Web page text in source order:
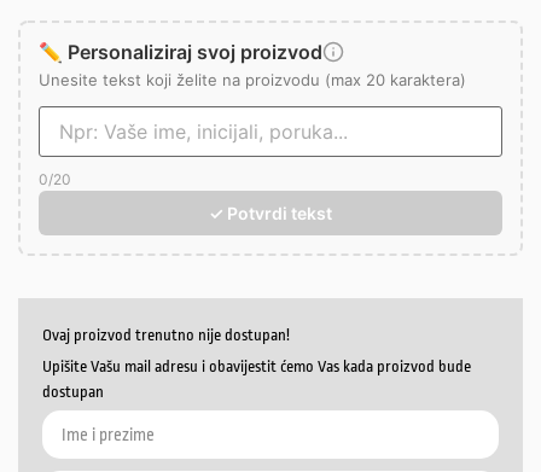
✏️ Personaliziraj svoj proizvod
Unesite tekst koji želite na proizvodu (max 20 karaktera)
0/20
✓ Potvrdi tekst
Ovaj proizvod trenutno nije dostupan!
Upišite Vašu mail adresu i obavijestit ćemo Vas kada proizvod bude
dostupan